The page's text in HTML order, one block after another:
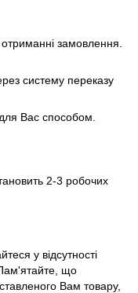
замовлення.
систему переказу
Вас способом.
2-3 робочих
у відсутності
що
Вам товару,